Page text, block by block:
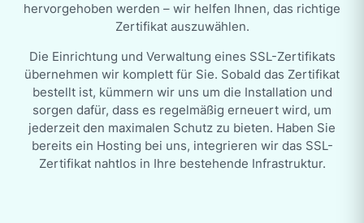
hervorgehoben werden – wir helfen Ihnen, das richtige
Zertifikat auszuwählen.
Die Einrichtung und Verwaltung eines SSL-Zertifikats
übernehmen wir komplett für Sie. Sobald das Zertifikat
bestellt ist, kümmern wir uns um die Installation und
sorgen dafür, dass es regelmäßig erneuert wird, um
jederzeit den maximalen Schutz zu bieten. Haben Sie
bereits ein Hosting bei uns, integrieren wir das SSL-
Zertifikat nahtlos in Ihre bestehende Infrastruktur.